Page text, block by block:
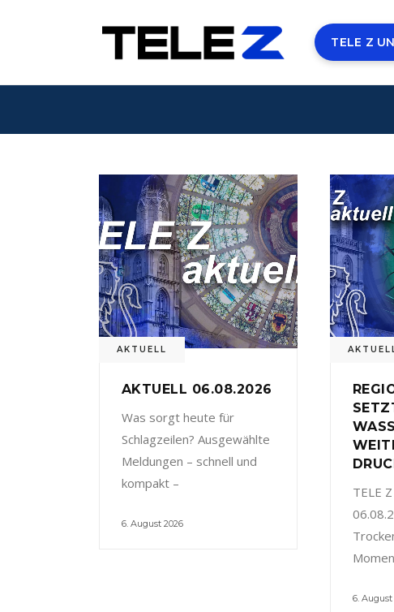
TELE Z
AKTUELL
AKTUELL 06.08.2026
Was sorgt heute für
Schlagzeilen? Ausgewählte
Meldungen – schnell und
kompakt –
6. August 2026
TELE
6. August